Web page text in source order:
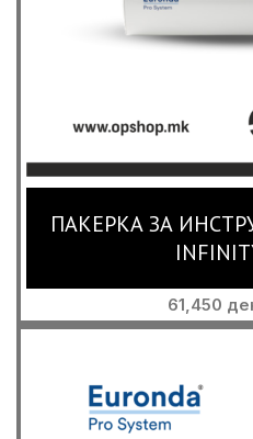
ПАКЕРКА ЗА
61,450